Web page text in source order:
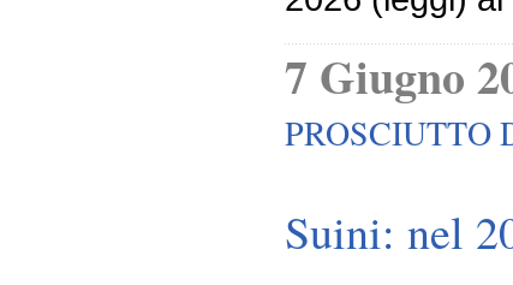
7 Giugno
PROSCIUTTO
Suini: nel